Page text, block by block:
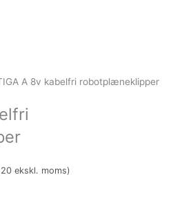
A 8v kabelfri robotplæneklipper
ekskl. moms)